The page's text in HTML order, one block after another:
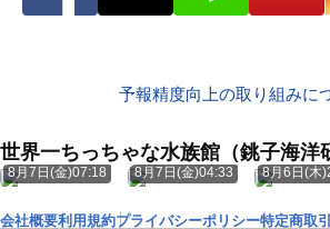
予報精度向上の取り組みに
世界一ちっちゃな水族館（銚子海
8月7日(金)07:18 8月7日(金)04:33 8月6日(木
会社概要利用規約プライバシーポリシー特定商取